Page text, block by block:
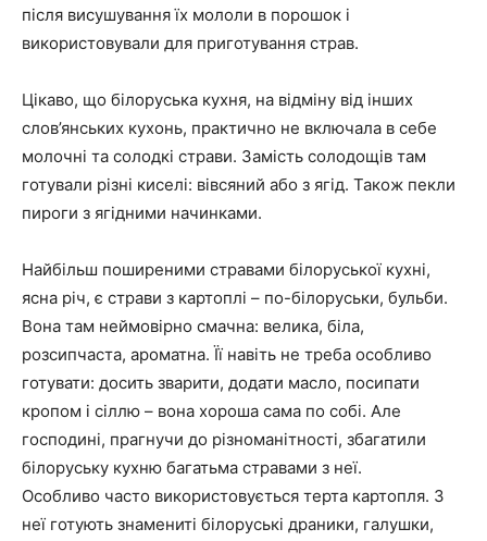
після висушування їх мололи в порошок і
використовували для приготування страв.
Цікаво, що білоруська кухня, на відміну від інших
слов’янських кухонь, практично не включала в себе
молочні та солодкі страви. Замість солодощів там
готували різні киселі: вівсяний або з ягід. Також пекли
пироги з ягідними начинками.
Найбільш поширеними стравами білоруської кухні,
ясна річ, є страви з картоплі – по-білоруськи, бульби.
Вона там неймовірно смачна: велика, біла,
розсипчаста, ароматна. Її навіть не треба особливо
готувати: досить зварити, додати масло, посипати
кропом і сіллю – вона хороша сама по собі. Але
господині, прагнучи до різноманітності, збагатили
білоруську кухню багатьма стравами з неї.
Особливо часто використовується терта картопля. З
неї готують знамениті білоруські драники, галушки,